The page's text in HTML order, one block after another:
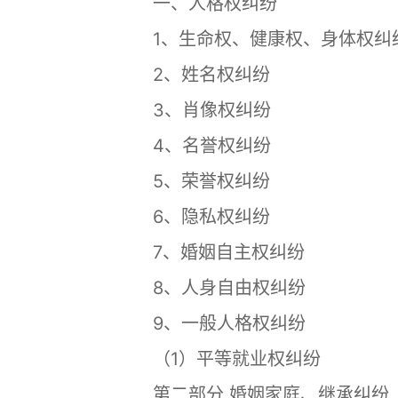
1、生命权、健康权、身体权纠
2、姓名权纠纷
3、肖像权纠纷
4、名誉权纠纷
5、荣誉权纠纷
6、隐私权纠纷
7、婚姻自主权纠纷
8、人身自由权纠纷
9、一般人格权纠纷
（1）平等就业权纠纷